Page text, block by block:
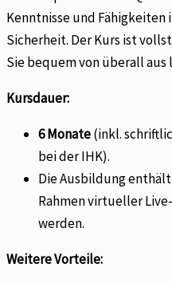
Kenntnisse und Fähigkeiten
Sicherheit. Der Kurs ist
Sie bequem von überall aus
Kursdauer:
6 Monate(inkl.
bei der IHK).
Die Ausbildung
Rahmen virtueller
werden.
Weitere Vorteile: